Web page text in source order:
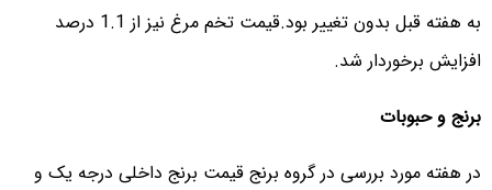
به هفته قبل بدون تغییر بود.قیمت تخم مرغ نیز از 1.1 درصد
افزایش برخوردار شد.
برنج و حبوبات
در هفته مورد بررسی در گروه برنج قیمت برنج داخلی درجه یک و